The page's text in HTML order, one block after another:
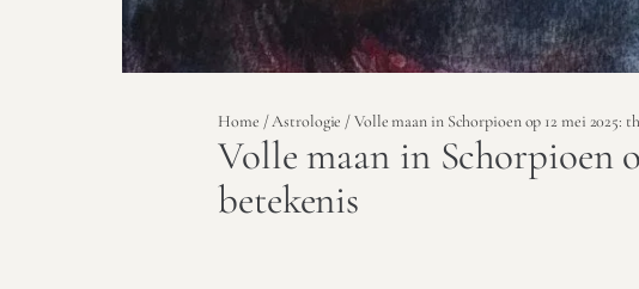
Home /Astrologie / Volle maan in Schorpioen op 12 mei 2025:
Volle maan in Schorpioen
betekenis